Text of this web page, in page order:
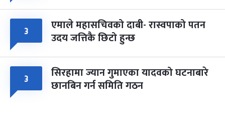
३ एमाले महासचिवको दाबी- रास्वपाको पतन
उदय जत्तिकै छिटो हुन्छ
३ सिरहामा ज्यान गुमाएका यादवको घटनाबारे
छानबिन गर्न समिति गठन